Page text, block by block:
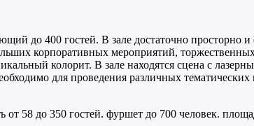
до 400 гостей. В зале достаточно
корпоративных мероприятий,
колорит. В зале находятся сцена с
для проведения различных
58 до 350 гостей. фуршет до 700 человек.